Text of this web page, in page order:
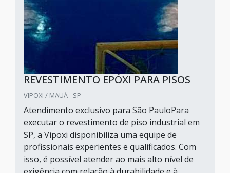
REVESTIMENTO EPÓXI PARA PISOS
VIPOXI / MAUÁ - SP
Atendimento exclusivo para São PauloPara
executar o revestimento de piso industrial em
SP, a Vipoxi disponibiliza uma equipe de
profissionais experientes e qualificados. Com
isso, é possível atender ao mais alto nível de